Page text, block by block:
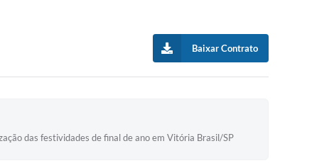
Baixar Contrato
das festividades de final de ano em Vitória Brasil/SP